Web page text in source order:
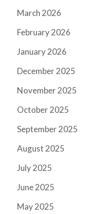
March 2026
February 2026
January 2026
December 2025
November 2025
October 2025
September 2025
August 2025
July 2025
June 2025
May 2025